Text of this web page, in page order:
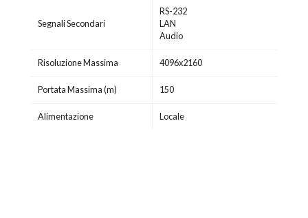
Segnali Secondari
RS-232
LAN
Audio
Risoluzione Massima 4096x2160
Portata Massima (m) 150
Alimentazione Locale